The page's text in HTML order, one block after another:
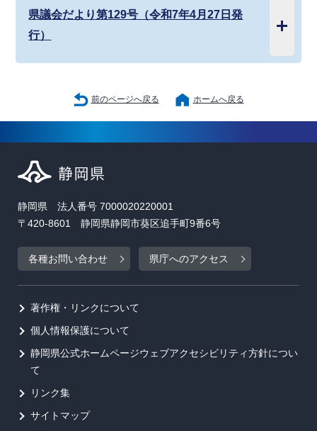
県議会だより第129号（令和7年4月27日発
行）
前のページへ戻る ホームへ戻る
静岡県 法人番号 7000020220001
〒420-8601 静岡県静岡市葵区追手町9番6号
各種お問い合わせ 県庁へのアクセス
著作権・リンクについて
個人情報保護について
静岡県公式ホームページウェブアクセシビリティ方針につい
て
リンク集
サイトマップ